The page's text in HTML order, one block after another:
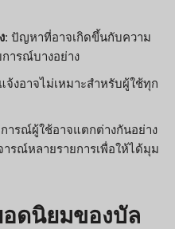
: ปัญหาที่อาจเกิดขึ้นกับความ
ารณ์บางอย่าง
จ้งอาจไม่เหมาะสำหรับผู้ใช้ทุก
ารณ์ผู้ใช้อาจแตกต่างกันอย่าง
รณ์หลายรายการเพื่อให้ได้มุม
ดนิยมของบัล